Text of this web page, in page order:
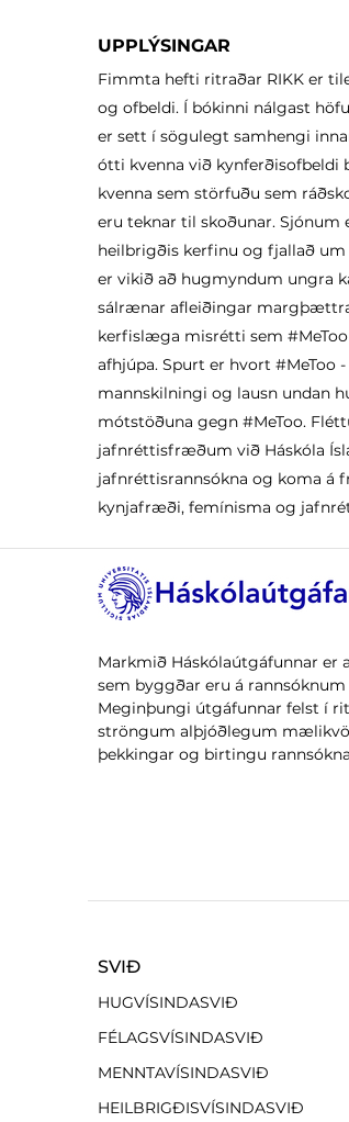
UPPLÝSINGAR
Fimmta hefti ritraðar RIKK er
og ofbeldi. Í bókinni nálgast
er sett í sögulegt samhengi
ótti kvenna við kynferðisofbeldi
kvenna sem störfuðu sem
eru teknar til skoðunar.
heilbrigðis­ kerfinu og fjallað um
er vikið að hugmyndum ungra
sálrænar afleiðingar
kerfislæga misrétti sem
afhjúpa. Spurt er hvort
mannskilningi og lausn undan
mótstöðuna gegn #MeToo.
jafnréttisfræðum við Háskóla
jafnréttisrannsókna og koma
kynjafræði, femínisma og
Markmið Háskólaútgáfunnar er
sem byggðar eru á rannsóknum
Meginþungi útgáfunnar felst í
ströngum alþjóðlegum
þekkingar og birtingu
SVIÐ
HUGVÍSINDASVIÐ
FÉLAGSVÍSINDASVIÐ
MENNTAVÍSINDASVIÐ
HEILBRIGÐISVÍSINDASVIÐ